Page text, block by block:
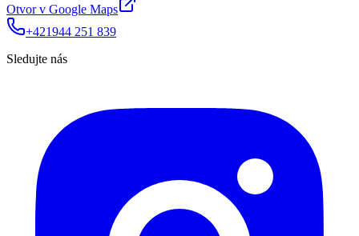
Otvor v Google Maps
+421944 251 839
Sledujte nás